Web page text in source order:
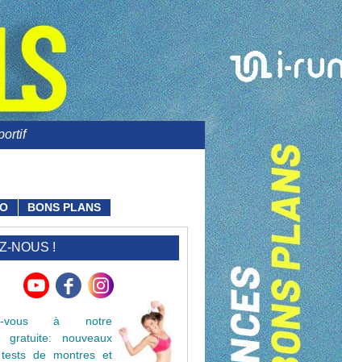
BONS PLANS
NOUS !
vous à notre
gratuite: nouveaux
de montres et